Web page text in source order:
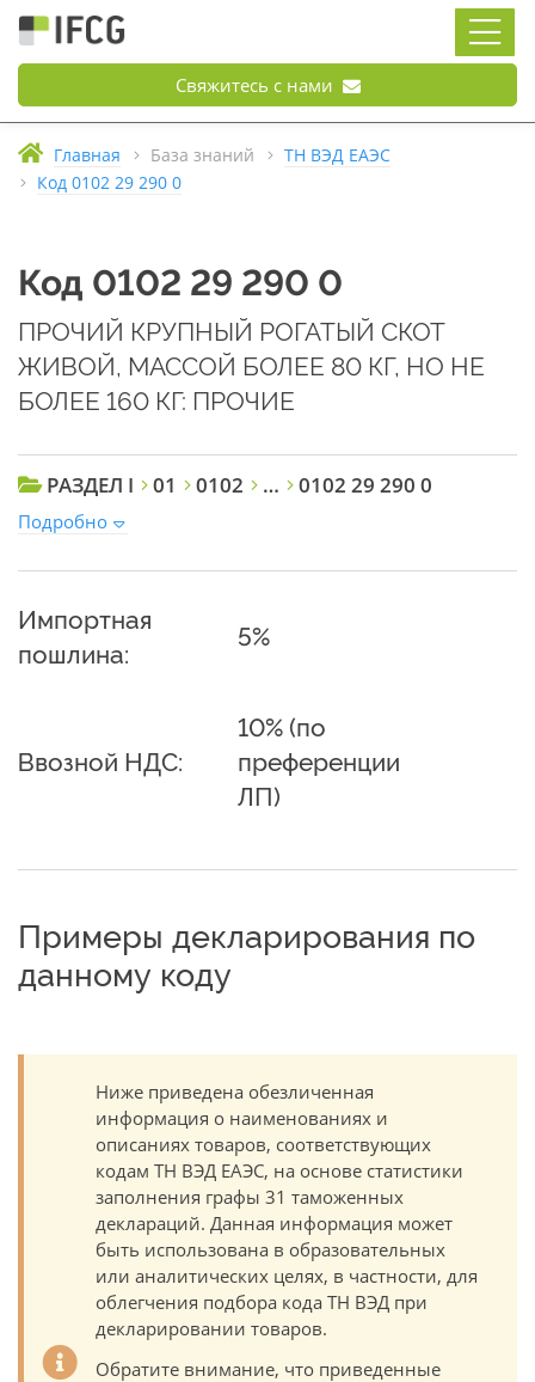
Свяжитесь с нами
Главная База знаний
ТН ВЭД ЕАЭС
Код 0102 29 290 0
Код 0102 29 290 0
ПРОЧИЙ КРУПНЫЙ РОГАТЫЙ СКОТ
ЖИВОЙ, МАССОЙ БОЛЕЕ 80 КГ, НО НЕ
БОЛЕЕ 160 КГ: ПРОЧИЕ
РАЗДЕЛ I 01 0102 … 0102 29 290 0
Подробно
Импортная
пошлина:
5%
Ввозной НДС:
10% (по
преференции
ЛП)
Примеры декларирования по
данному коду
Ниже приведена обезличенная
информация о наименованиях и
описаниях товаров, соответствующих
кодам ТН ВЭД ЕАЭС, на основе статистики
заполнения графы 31 таможенных
деклараций. Данная информация может
быть использована в образовательных
или аналитических целях, в частности, для
облегчения подбора кода ТН ВЭД при
декларировании товаров.
Обратите внимание, что приведенные